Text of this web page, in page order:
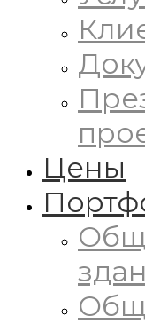
Цены